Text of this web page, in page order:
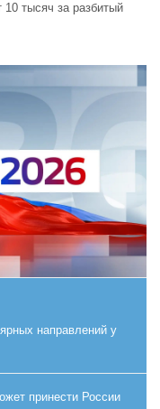
тысяч за разбитый
направлений у
принести России